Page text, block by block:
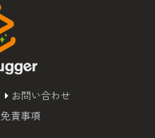
お問い合わせ
免責事項